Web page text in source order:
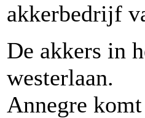
akkerbedrijf
De akkers in
westerlaan.
Annegre